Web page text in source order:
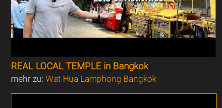
REAL LOCAL TEMPLE in Bangkok
mehr zu:Wat Hua Lamphong Bangkok